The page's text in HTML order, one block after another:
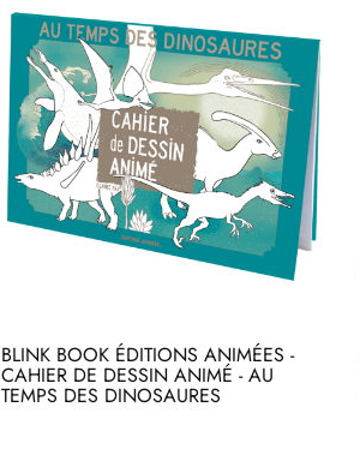
BLINK BOOK ÉDITIONS ANIMÉES -
CAHIER DE DESSIN ANIMÉ - AU
TEMPS DES DINOSAURES